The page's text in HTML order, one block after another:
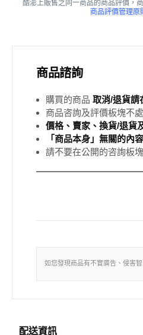
酷澎上販售之同一商品的商品評價，
商品評價管理原
商品諮詢
購買的商品 取消/退貨請
商品咨詢及評價板塊不
價格、賣家、換貨/退貨
「商品本身」無關的內
請不要在公開的咨詢板
如您發現商品有不實廣告、侵害
配送資訊